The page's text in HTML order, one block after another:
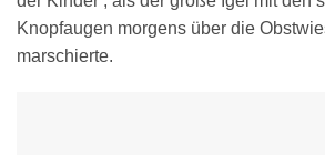
Knopfaugen morgens über die
marschierte.